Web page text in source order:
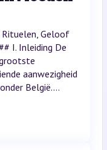
Rituelen, Geloof
I. Inleiding De
aanwezigheid
België....